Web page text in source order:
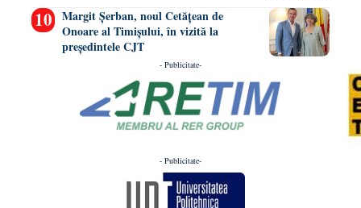
Margit Șerban, noul Cetățean de
Onoare al Timișului, în vizită la
președintele CJT
- Publicitate-
- Publicitate-